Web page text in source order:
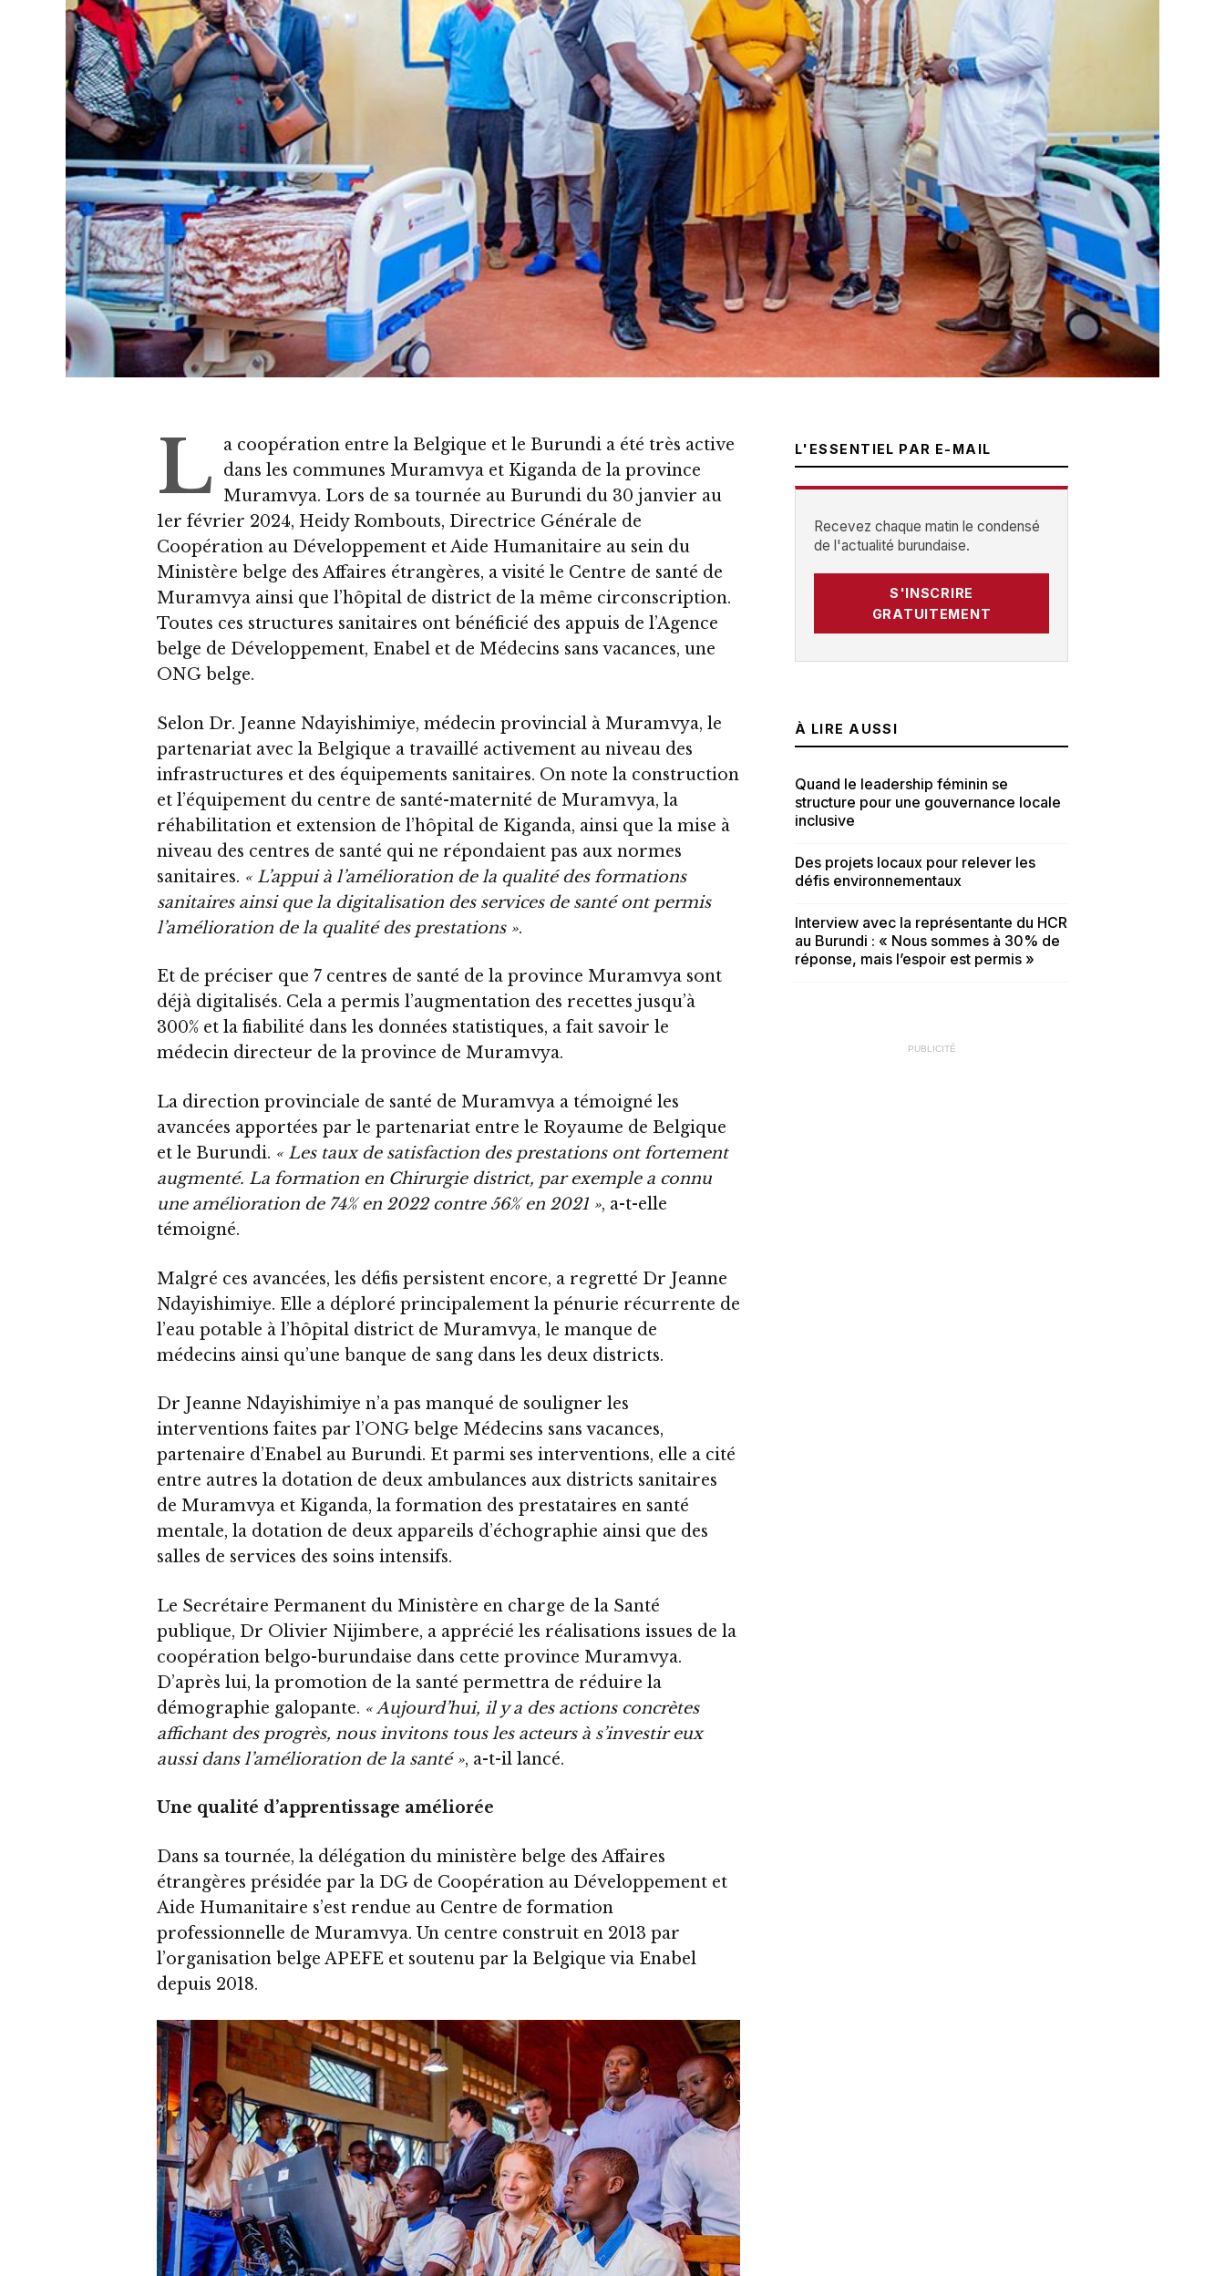
L
a coopération entre la Belgique et le Burundi a été très active
dans les communes Muramvya et Kiganda de la province
Muramvya. Lors de sa tournée au Burundi du 30 janvier au
1er février 2024, Heidy Rombouts, Directrice Générale de
Coopération au Développement et Aide Humanitaire au sein du
Ministère belge des Affaires étrangères, a visité le Centre de santé de
Muramvya ainsi que l’hôpital de district de la même circonscription.
Toutes ces structures sanitaires ont bénéficié des appuis de l’Agence
belge de Développement, Enabel et de Médecins sans vacances, une
ONG belge.
Selon Dr. Jeanne Ndayishimiye, médecin provincial à Muramvya, le
partenariat avec la Belgique a travaillé activement au niveau des
infrastructures et des équipements sanitaires. On note la construction
et l’équipement du centre de santé-maternité de Muramvya, la
réhabilitation et extension de l’hôpital de Kiganda, ainsi que la mise à
niveau des centres de santé qui ne répondaient pas aux normes
sanitaires. « L’appui à l’amélioration de la qualité des formations
sanitaires ainsi que la digitalisation des services de santé ont permis
l’amélioration de la qualité des prestations ».
Et de préciser que 7 centres de santé de la province Muramvya sont
déjà digitalisés. Cela a permis l’augmentation des recettes jusqu’à
300% et la fiabilité dans les données statistiques, a fait savoir le
médecin directeur de la province de Muramvya.
La direction provinciale de santé de Muramvya a témoigné les
avancées apportées par le partenariat entre le Royaume de Belgique
et le Burundi. « Les taux de satisfaction des prestations ont fortement
augmenté. La formation en Chirurgie district, par exemple a connu
une amélioration de 74% en 2022 contre 56% en 2021 », a-t-elle
témoigné.
Malgré ces avancées, les défis persistent encore, a regretté Dr Jeanne
Ndayishimiye. Elle a déploré principalement la pénurie récurrente de
l’eau potable à l’hôpital district de Muramvya, le manque de
médecins ainsi qu’une banque de sang dans les deux districts.
Dr Jeanne Ndayishimiye n’a pas manqué de souligner les
interventions faites par l’ONG belge Médecins sans vacances,
partenaire d’Enabel au Burundi. Et parmi ses interventions, elle a cité
entre autres la dotation de deux ambulances aux districts sanitaires
de Muramvya et Kiganda, la formation des prestataires en santé
mentale, la dotation de deux appareils d’échographie ainsi que des
salles de services des soins intensifs.
Le Secrétaire Permanent du Ministère en charge de la Santé
publique, Dr Olivier Nijimbere, a apprécié les réalisations issues de la
coopération belgo-burundaise dans cette province Muramvya.
D’après lui, la promotion de la santé permettra de réduire la
démographie galopante. « Aujourd’hui, il y a des actions concrètes
affichant des progrès, nous invitons tous les acteurs à s’investir eux
aussi dans l’amélioration de la santé », a-t-il lancé.
Une qualité d’apprentissage améliorée
Dans sa tournée, la délégation du ministère belge des Affaires
étrangères présidée par la DG de Coopération au Développement et
Aide Humanitaire s’est rendue au Centre de formation
professionnelle de Muramvya. Un centre construit en 2013 par
l’organisation belge APEFE et soutenu par la Belgique via Enabel
depuis 2018.
L'ESSENTIEL PAR E-MAIL
Recevez chaque matin le condensé
de l'actualité burundaise.
S'INSCRIRE
GRATUITEMENT
À LIRE AUSSI
Quand le leadership féminin se
structure pour une gouvernance locale
inclusive
Des projets locaux pour relever les
défis environnementaux
Interview avec la représentante du HCR
au Burundi : « Nous sommes à 30% de
réponse, mais l’espoir est permis »
PUBLICITÉ